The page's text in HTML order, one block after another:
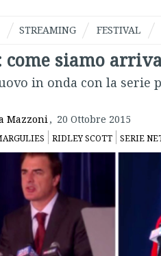
STREAMING FESTIVAL
come siamo
in onda con la serie
Mazzoni, 20 Ottobre 2015
RIDLEY SCOTT SERIE